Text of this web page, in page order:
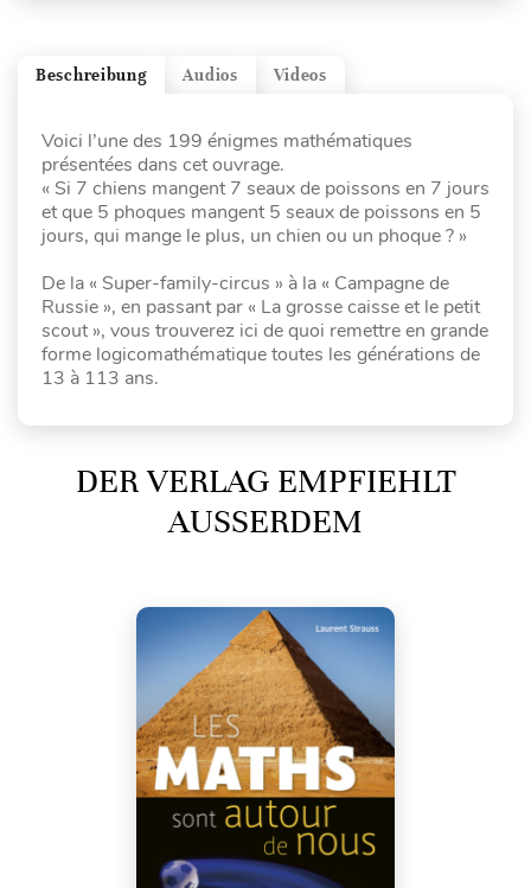
Videos
Audios
Beschreibung
Voici l’une des 199 énigmes mathématiques
présentées dans cet ouvrage.
« Si 7 chiens mangent 7 seaux de poissons en 7 jours
et que 5 phoques mangent 5 seaux de poissons en 5
jours, qui mange le plus, un chien ou un phoque ? »
De la « Super-family-circus » à la « Campagne de
Russie », en passant par « La grosse caisse et le petit
scout », vous trouverez ici de quoi remettre en grande
forme logicomathématique toutes les générations de
13 à 113 ans.
DER VERLAG EMPFIEHLT
AUSSERDEM